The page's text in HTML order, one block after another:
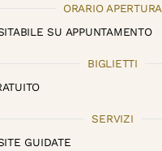
ORARIO APERTURA
SU APPUNTAMENTO
BIGLIETTI
SERVIZI
GUIDATE